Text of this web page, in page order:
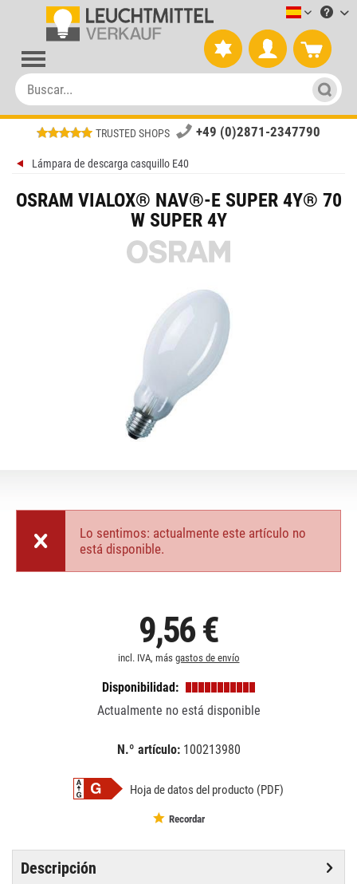
TRUSTED SHOPS +49 (0)2871-2347790
Lámpara de descarga casquillo E40
OSRAM VIALOX® NAV®-E SUPER 4Y® 70
W SUPER 4Y
Lo sentimos: actualmente este artículo no
está disponible.
9,56 €
incl. IVA, más gastos de envío
Disponibilidad:
Actualmente no está disponible
N.º artículo: 100213980
Hoja de datos del producto (PDF)
Recordar
Descripción